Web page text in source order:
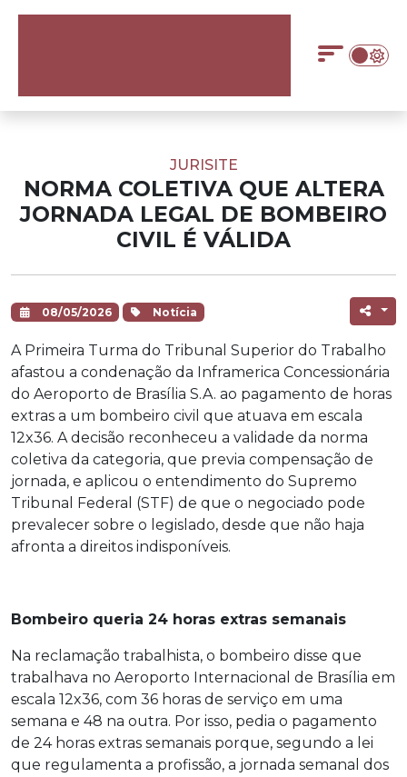
JURISITE
NORMA COLETIVA QUE ALTERA
JORNADA LEGAL DE BOMBEIRO
CIVIL É VÁLIDA
08/05/2026 Notícia
A Primeira Turma do Tribunal Superior do Trabalho
afastou a condenação da Inframerica Concessionária
do Aeroporto de Brasília S.A. ao pagamento de horas
extras a um bombeiro civil que atuava em escala
12x36. A decisão reconheceu a validade da norma
coletiva da categoria, que previa compensação de
jornada, e aplicou o entendimento do Supremo
Tribunal Federal (STF) de que o negociado pode
prevalecer sobre o legislado, desde que não haja
afronta a direitos indisponíveis.
Bombeiro queria 24 horas extras semanais
Na reclamação trabalhista, o bombeiro disse que
trabalhava no Aeroporto Internacional de Brasília em
escala 12x36, com 36 horas de serviço em uma
semana e 48 na outra. Por isso, pedia o pagamento
de 24 horas extras semanais porque, segundo a lei
que regulamenta a profissão, a jornada semanal dos